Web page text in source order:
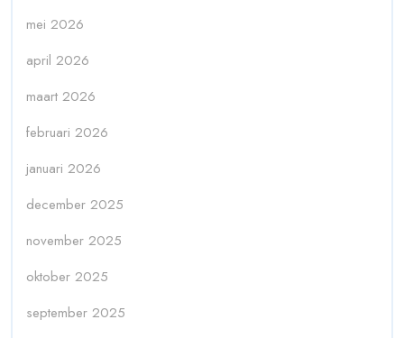
mei 2026
april 2026
maart 2026
februari 2026
januari 2026
december 2025
november 2025
oktober 2025
september 2025